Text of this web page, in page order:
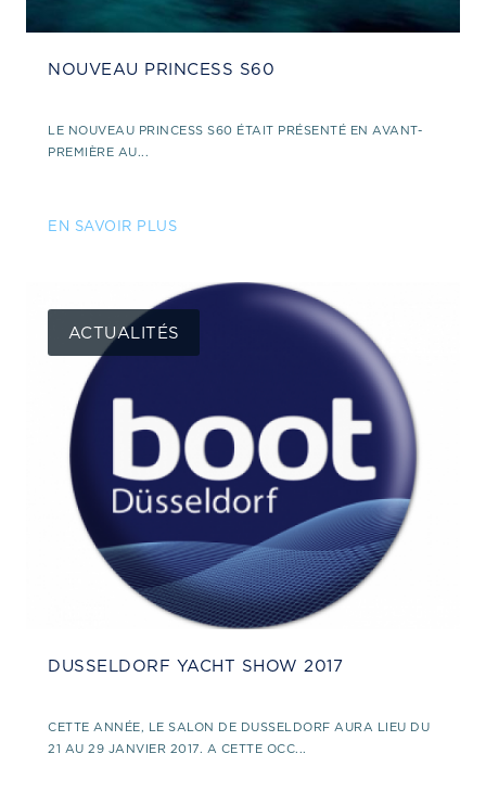
NOUVEAU PRINCESS S60
LE NOUVEAU PRINCESS S60 ÉTAIT PRÉSENTÉ EN AVANT-
PREMIÈRE AU...
EN SAVOIR PLUS
ACTUALITÉS
DUSSELDORF YACHT SHOW 2017
CETTE ANNÉE, LE SALON DE DUSSELDORF AURA LIEU DU
21 AU 29 JANVIER 2017. A CETTE OCC...